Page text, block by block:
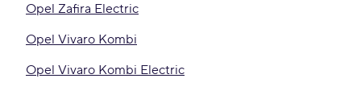
Opel Zafira Electric
Opel Vivaro Kombi
Opel Vivaro Kombi Electric